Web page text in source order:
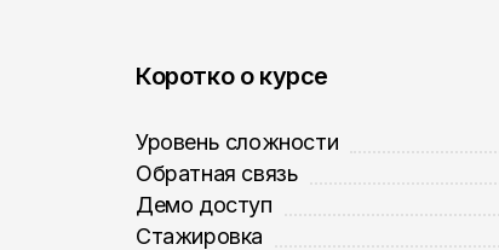
Коротко о курсе
Уровень сложности
Обратная связь
Демо доступ
Стажировка